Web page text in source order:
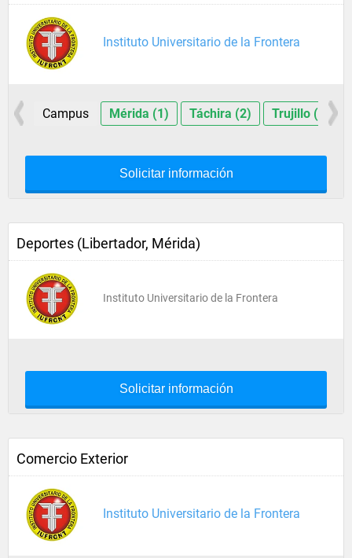
Instituto Universitario de la Frontera
Campus Mérida (1) Táchira (2) Trujillo (1)
Solicitar información
Deportes (Libertador, Mérida)
Instituto Universitario de la Frontera
Solicitar información
Comercio Exterior
Instituto Universitario de la Frontera